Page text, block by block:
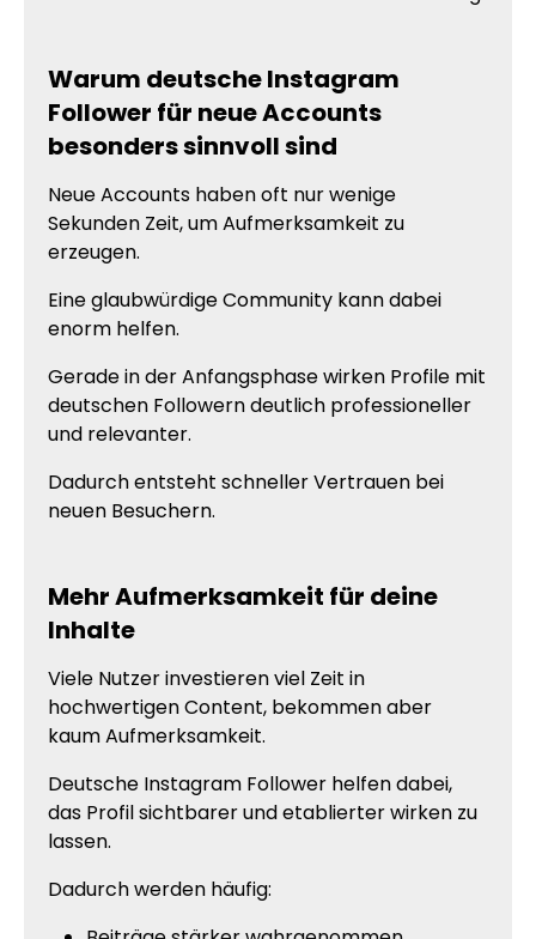
Warum deutsche Instagram
Follower für neue Accounts
besonders sinnvoll sind
Neue Accounts haben oft nur wenige
Sekunden Zeit, um Aufmerksamkeit zu
erzeugen.
Eine glaubwürdige Community kann dabei
enorm helfen.
Gerade in der Anfangsphase wirken Profile mit
deutschen Followern deutlich professioneller
und relevanter.
Dadurch entsteht schneller Vertrauen bei
neuen Besuchern.
Mehr Aufmerksamkeit für deine
Inhalte
Viele Nutzer investieren viel Zeit in
hochwertigen Content, bekommen aber
kaum Aufmerksamkeit.
Deutsche Instagram Follower helfen dabei,
das Profil sichtbarer und etablierter wirken zu
lassen.
Dadurch werden häufig: